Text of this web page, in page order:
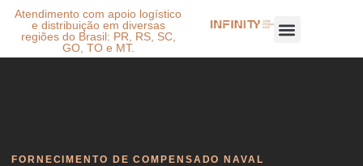
Atendimento com apoio logístico
e distribuição em diversas
regiões do Brasil: PR, RS, SC,
GO, TO e MT.
FORNECIMENTO DE COMPENSADO NAVAL